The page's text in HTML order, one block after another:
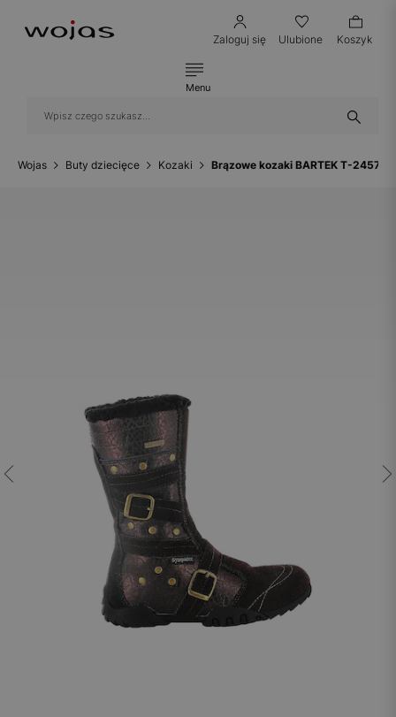
Zaloguj się Ulubione Koszyk
Menu
Wojas Buty dziecięce Kozaki Brązowe kozaki BARTEK T-24574/